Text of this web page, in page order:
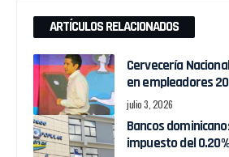
ARTÍCULOS RELACIONADOS
Cervecería
en empleadores
julio 3, 2026
Bancos
impuesto del